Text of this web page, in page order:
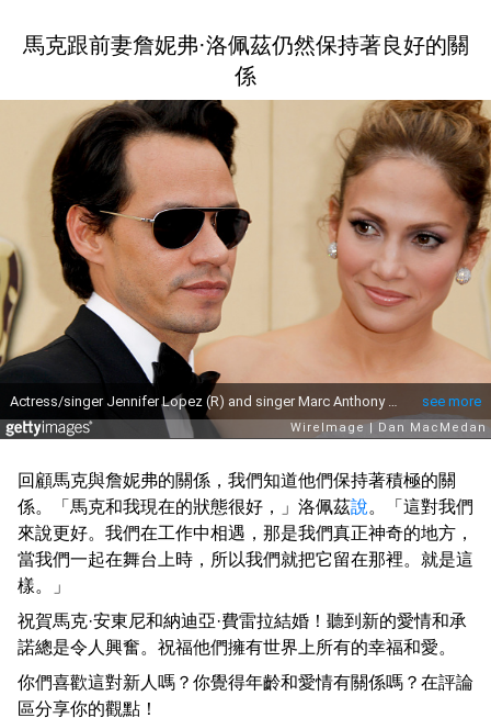
馬克跟前妻詹妮弗·洛佩茲仍然保持著良好的關
係
回顧馬克與詹妮弗的關係，我們知道他們保持著積極的關
係。「馬克和我現在的狀態很好，」洛佩茲說。「這對我們
來說更好。我們在工作中相遇，那是我們真正神奇的地方，
當我們一起在舞台上時，所以我們就把它留在那裡。就是這
樣。」
祝賀馬克·安東尼和納迪亞·費雷拉結婚！聽到新的愛情和承
諾總是令人興奮。祝福他們擁有世界上所有的幸福和愛。
你們喜歡這對新人嗎？你覺得年齡和愛情有關係嗎？在評論
區分享你的觀點！